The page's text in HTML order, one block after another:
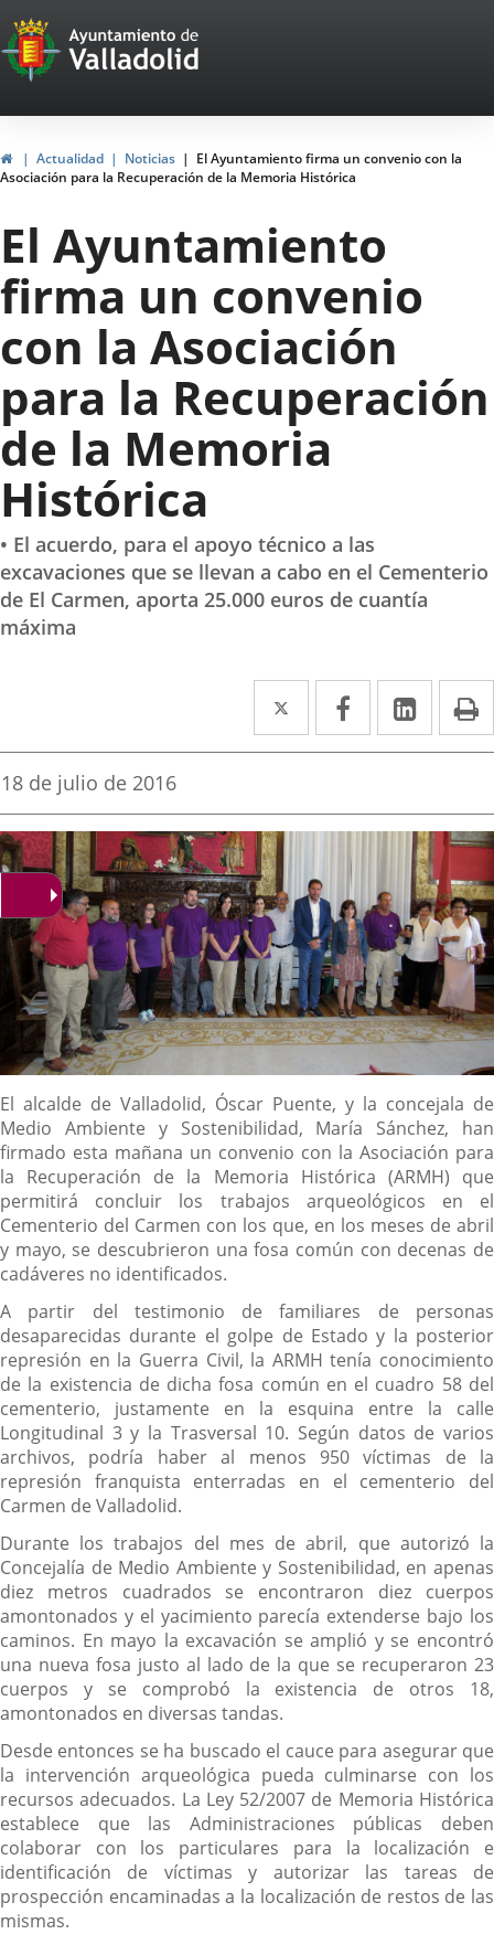
Portal
Web
del
Ayuntamiento
de
Valladolid
HomeActualidad Noticias
El Ayuntamiento firma un convenio con la
Asociación para la Recuperación de la Memoria Histórica
El Ayuntamiento
firma un convenio
con la Asociación
para la Recuperación
de la Memoria
Histórica
• El acuerdo, para el apoyo técnico a las
excavaciones que se llevan a cabo en el Cementerio
de El Carmen, aporta 25.000 euros de cuantía
máxima
Twitter
Enlace
a
aplicación
externa.
Facebook
Enlace
a
aplicación
externa.
Enlace
a
Fecha
la
noticia
18 de julio de 2016
Descripción
El alcalde de Valladolid, Óscar Puente, y la concejala de
Medio Ambiente y Sostenibilidad, María Sánchez, han
firmado esta mañana un convenio con la Asociación para
la Recuperación de la Memoria Histórica (ARMH) que
permitirá concluir los trabajos arqueológicos en el
Cementerio del Carmen con los que, en los meses de abril
y mayo, se descubrieron una fosa común con decenas de
cadáveres no identificados.
A partir del testimonio de familiares de personas
desaparecidas durante el golpe de Estado y la posterior
represión en la Guerra Civil, la ARMH tenía conocimiento
de la existencia de dicha fosa común en el cuadro 58 del
cementerio, justamente en la esquina entre la calle
Longitudinal 3 y la Trasversal 10. Según datos de varios
archivos, podría haber al menos 950 víctimas de la
represión franquista enterradas en el cementerio del
Carmen de Valladolid.
Durante los trabajos del mes de abril, que autorizó la
Concejalía de Medio Ambiente y Sostenibilidad, en apenas
diez metros cuadrados se encontraron diez cuerpos
amontonados y el yacimiento parecía extenderse bajo los
caminos. En mayo la excavación se amplió y se encontró
una nueva fosa justo al lado de la que se recuperaron 23
cuerpos y se comprobó la existencia de otros 18,
amontonados en diversas tandas.
Desde entonces se ha buscado el cauce para asegurar que
la intervención arqueológica pueda culminarse con los
recursos adecuados. La Ley 52/2007 de Memoria Histórica
establece que las Administraciones públicas deben
colaborar con los particulares para la localización e
identificación de víctimas y autorizar las tareas de
prospección encaminadas a la localización de restos de las
mismas.